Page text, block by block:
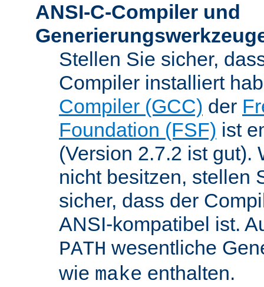
ANSI-C-Compiler und
Stellen Sie sicher,
Compiler installiert
Compiler (GCC) der
Foundation (FSF) ist
(Version 2.7.2 ist gut).
nicht besitzen, stellen
sicher, dass der
ANSI-kompatibel ist.
PATH wesentliche
wie make enthalten.